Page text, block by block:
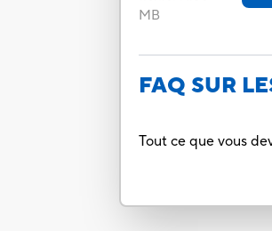
MB
FAQ SUR
Tout ce que vous